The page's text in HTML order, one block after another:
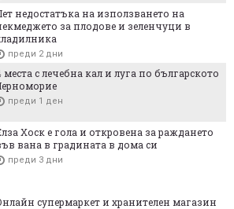
недостатъка на използването на
за плодове и зеленчуци в
преди 2 дни
места с лечебна кал и луга по българското
преди 1 ден
Хоск е гола и откровена за раждането
вана в градината в дома си
преди 3 дни
супермаркет и хранителен магазин